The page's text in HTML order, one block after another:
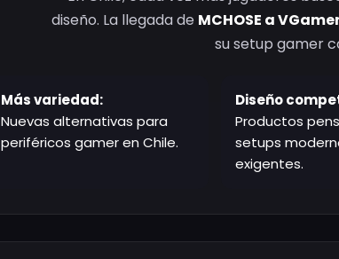
diseño. La llegada de MCHOSE a
su setup gamer
Más variedad:
Nuevas alternativas para
periféricos gamer en Chile.
Diseño
Productos
setups
exigentes.